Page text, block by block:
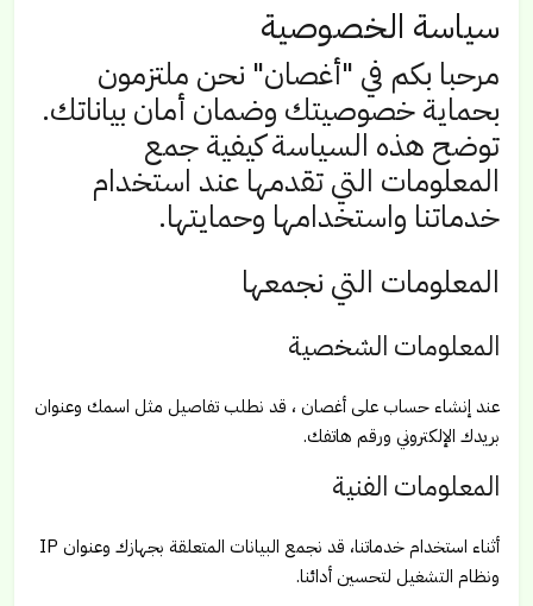
سياسة الخصوصية
مرحبا بكم في "أغصان" نحن ملتزمون
بحماية خصوصيتك وضمان أمان بياناتك.
توضح هذه السياسة كيفية جمع
المعلومات التي تقدمها عند استخدام
خدماتنا واستخدامها وحمايتها.
المعلومات التي نجمعها
المعلومات الشخصية
عند إنشاء حساب على أغصان ، قد نطلب تفاصيل مثل اسمك وعنوان
بريدك الإلكتروني ورقم هاتفك.
المعلومات الفنية
أثناء استخدام خدماتنا، قد نجمع البيانات المتعلقة بجهازك وعنوان IP
ونظام التشغيل لتحسين أدائنا.